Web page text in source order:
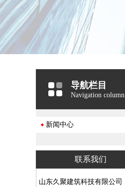
导航栏目
Navigation column
新闻中心
联系我们
山东久聚建筑科技有限公司